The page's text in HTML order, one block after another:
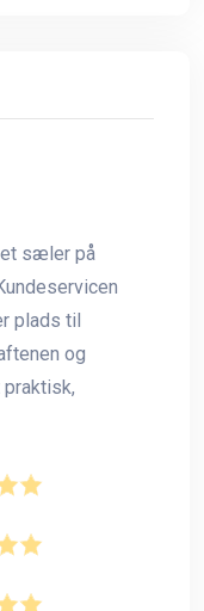
sæler på
plads til
og